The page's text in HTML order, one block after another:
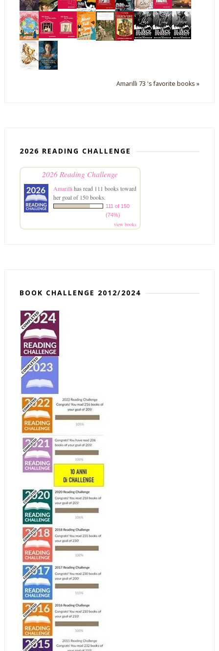
Amarilli 73 's favorite books »
2026 READING CHALLENGE
2026 Reading Challenge
Amarillihas read 111 books toward
her goal of 150 books.
111 of 150
(74%)
view books
BOOK CHALLENGE 2012/2024